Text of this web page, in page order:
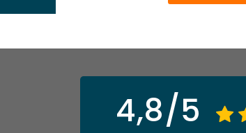
4,8/5